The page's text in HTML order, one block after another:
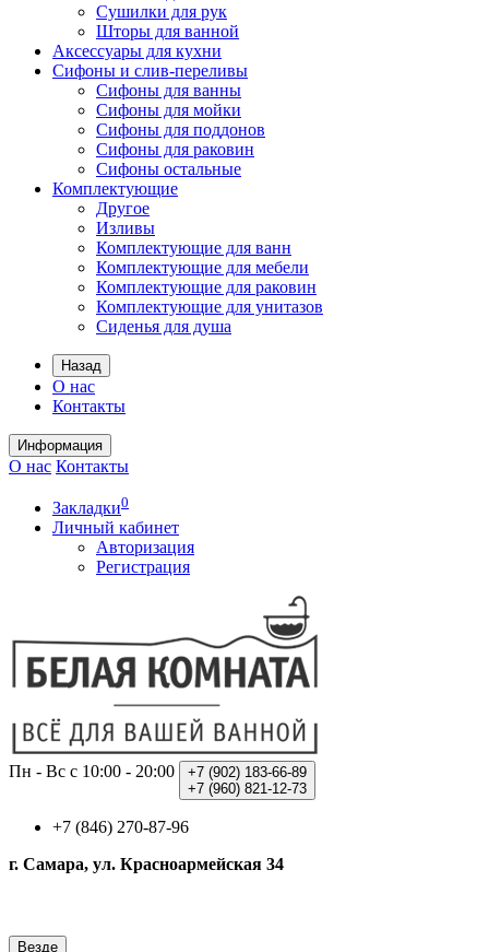
Сушилки для рук
Шторы для ванной
Аксессуары для кухни
Сифоны и слив-переливы
Сифоны для ванны
Сифоны для мойки
Сифоны для поддонов
Сифоны для раковин
Сифоны остальные
Комплектующие
Другое
Изливы
Комплектующие для ванн
Комплектующие для мебели
Комплектующие для раковин
Комплектующие для унитазов
Сиденья для душа
Назад
О нас
Контакты
Информация
О нас Контакты
Закладки0
Личный кабинет
Авторизация
Регистрация
Пн - Вс с 10:00 - 20:00 +7 (902) 183-66-89
+7 (960) 821-12-73
+7 (846) 270-87-96
г. Самара, ул. Красноармейская 34
Везде